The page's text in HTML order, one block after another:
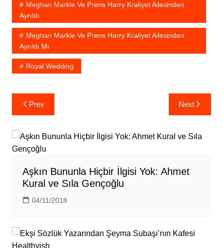
Meghan Markle Ve Prens Harry Kraliyet Ailesinden
Ayrıldı
Meghan Markle Ve Prens Harry Kraliyet Ailesinden
Ayrıldı Mı
Royal Wedding
Yazı
gezinmesi
Prev Next
Aşkın Bununla Hiçbir İlgisi Yok: Ahmet
Kural ve Sıla Gençoğlu
04/11/2018